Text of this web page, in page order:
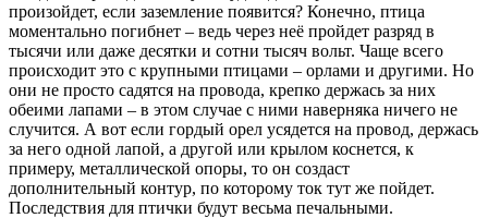
произойдет, если заземление появится? Конечно, птица
моментально погибнет – ведь через неё пройдет разряд в
тысячи или даже десятки и сотни тысяч вольт. Чаще всего
происходит это с крупными птицами – орлами и другими. Но
они не просто садятся на провода, крепко держась за них
обеими лапами – в этом случае с ними наверняка ничего не
случится. А вот если гордый орел усядется на провод, держась
за него одной лапой, а другой или крылом коснется, к
примеру, металлической опоры, то он создаст
дополнительный контур, по которому ток тут же пойдет.
Последствия для птички будут весьма печальными.